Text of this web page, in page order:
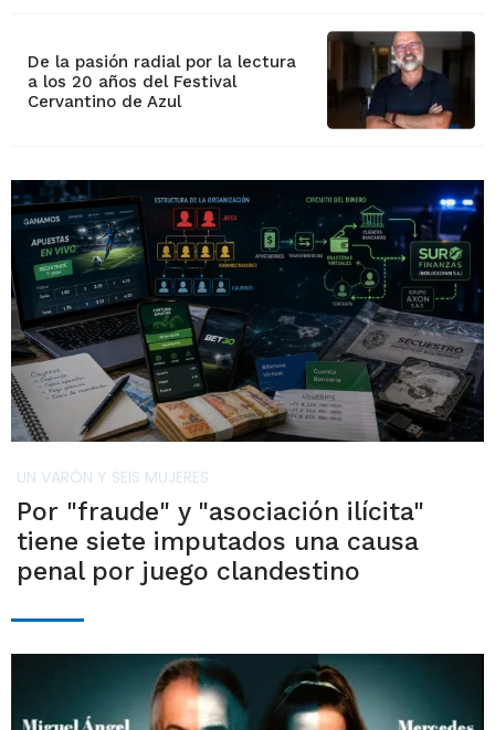
De la pasión radial por la lectura
a los 20 años del Festival
Cervantino de Azul
UN VARÓN Y SEIS MUJERES
Por "fraude" y "asociación ilícita"
tiene siete imputados una causa
penal por juego clandestino